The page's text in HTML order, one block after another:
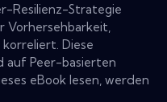
Resilienz-Strategie
Vorhersehbarkeit,
Diese
auf Peer-basierten
eBook lesen, werden